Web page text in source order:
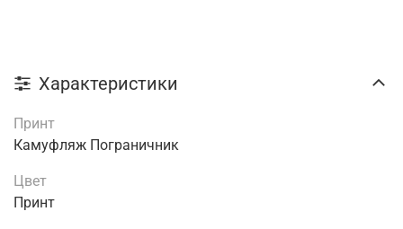
Характеристики
Принт
Камуфляж Пограничник
Цвет
Принт